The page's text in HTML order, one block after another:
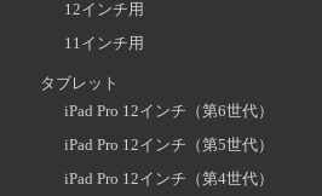
12インチ用
11インチ用
タブレット
iPad Pro 12インチ（第6世代）
iPad Pro 12インチ（第5世代）
iPad Pro 12インチ（第4世代）